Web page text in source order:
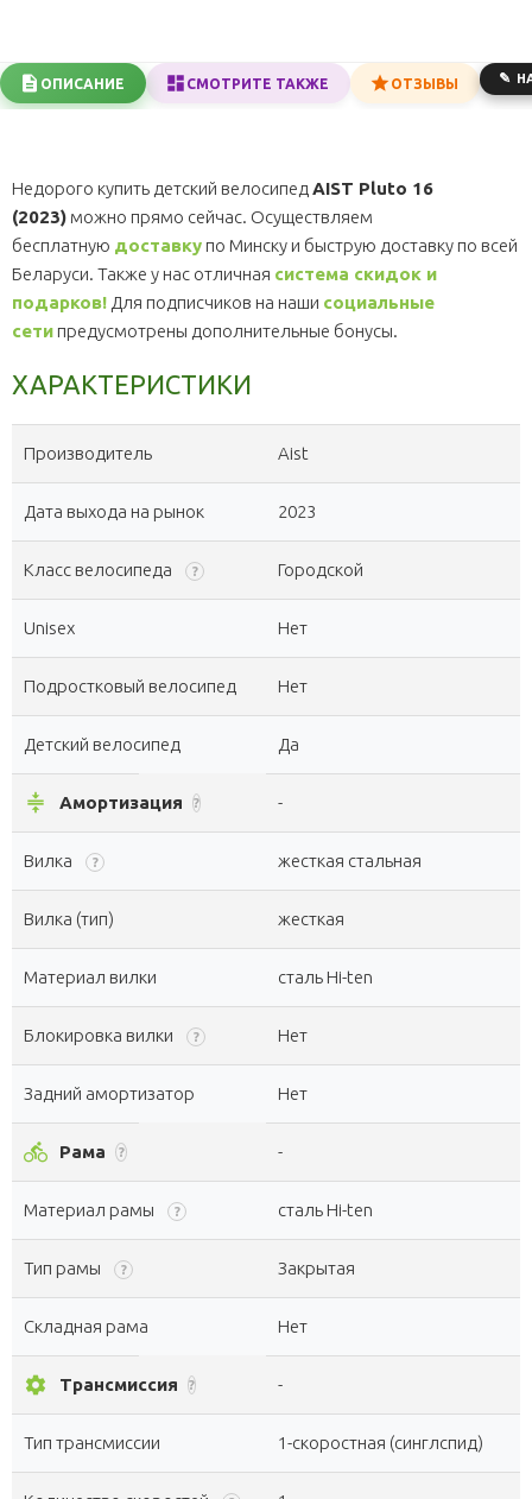
ОПИСАНИЕ СМОТРИТЕ ТАКЖЕ ОТЗЫВЫ
Недорого купить детский велосипед AIST Pluto 16
(2023) можно прямо сейчас. Осуществляем
бесплатную доставку по Минску и быструю доставку по всей
Беларуси. Также у нас отличная система скидок и
подарков! Для подписчиков на наши социальные
сети предусмотрены дополнительные бонусы.
ХАРАКТЕРИСТИКИ
Производитель Aist
Дата выхода на рынок 2023
Класс велосипеда ? Городской
Unisex Нет
Подростковый велосипед Нет
Детский велосипед Да
compress Амортизация ? -
Вилка ? жесткая стальная
Вилка (тип) жесткая
Материал вилки сталь Hi-ten
Блокировка вилки ? Нет
Задний амортизатор Нет
directions_bike Рама ? -
Материал рамы ? сталь Hi-ten
Тип рамы ? Закрытая
Складная рама Нет
settings Трансмиссия ? -
Тип трансмиссии 1-скоростная (синглспид)